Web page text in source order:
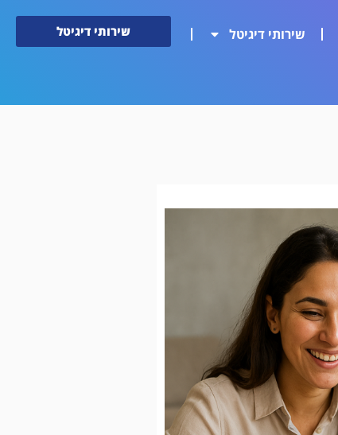
שירותי דיגיטל שירותי דיגיטל